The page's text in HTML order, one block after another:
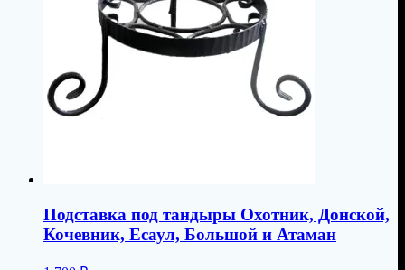
Подставка под тандыры Охотник, Донской,
Кочевник, Есаул, Большой и Атаман